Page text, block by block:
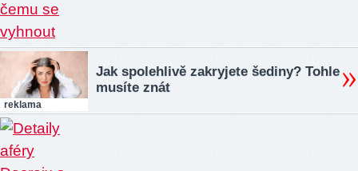
reklama
Jak spolehlivě zakryjete šediny? Tohle
musíte znát